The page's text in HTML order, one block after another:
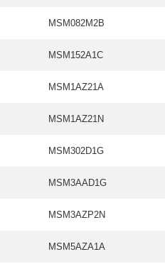
MSM082M2B
MSM152A1C
MSM1AZ21A
MSM1AZ21N
MSM302D1G
MSM3AAD1G
MSM3AZP2N
MSM5AZA1A